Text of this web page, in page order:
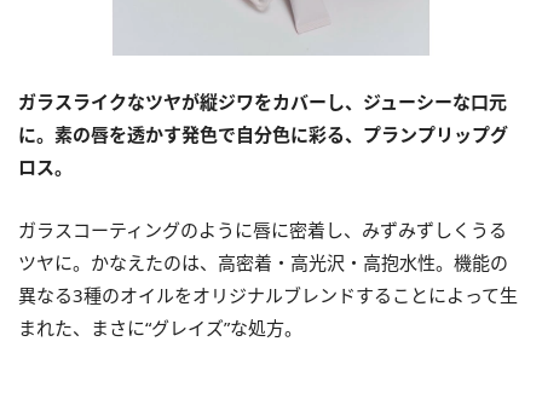
ガラスライクなツヤが縦ジワをカバーし、ジューシーな口元
に。 素の唇を透かす発色で自分色に彩る、プランプリップグ
ロス。
ガラスコーティングのように唇に密着し、みずみずしくうる
ツヤに。かなえたのは、高密着・高光沢・高抱水性。機能の
異なる3種のオイルをオリジナルブレンドすることによって生
まれた、まさに“グレイズ”な処方。